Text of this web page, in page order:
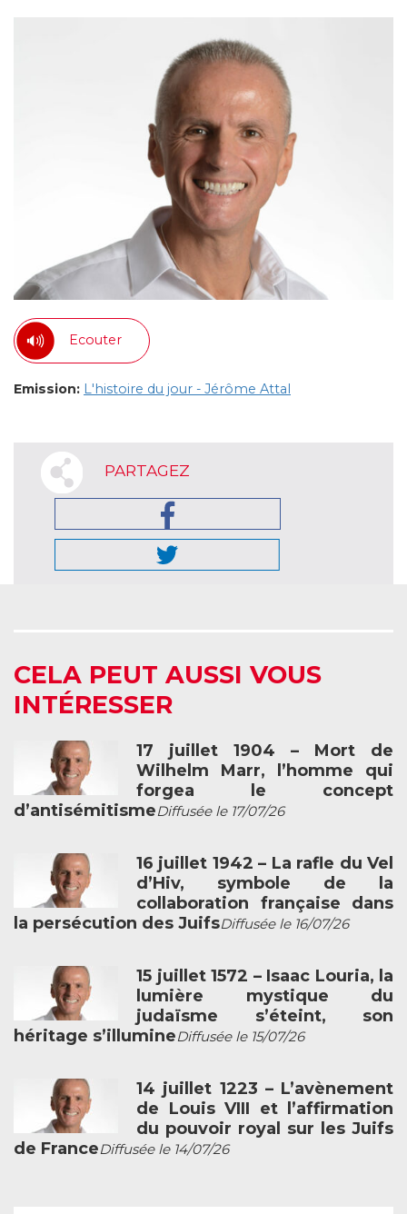
Ecouter
Emission: L'histoire du jour - Jérôme Attal
PARTAGEZ
CELA PEUT AUSSI VOUS
INTÉRESSER
17 juillet 1904 – Mort de
Wilhelm Marr, l’homme qui
forgea le concept
d’antisémitismeDiffusée le 17/07/26
16 juillet 1942 – La rafle du Vel
d’Hiv, symbole de la
collaboration française dans
la persécution des JuifsDiffusée le 16/07/26
15 juillet 1572 – Isaac Louria, la
lumière mystique du
judaïsme s’éteint, son
héritage s’illumineDiffusée le 15/07/26
14 juillet 1223 – L’avènement
de Louis VIII et l’affirmation
du pouvoir royal sur les Juifs
de FranceDiffusée le 14/07/26